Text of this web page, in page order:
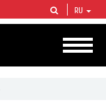
приходится более 2%
углеводородов.
RU